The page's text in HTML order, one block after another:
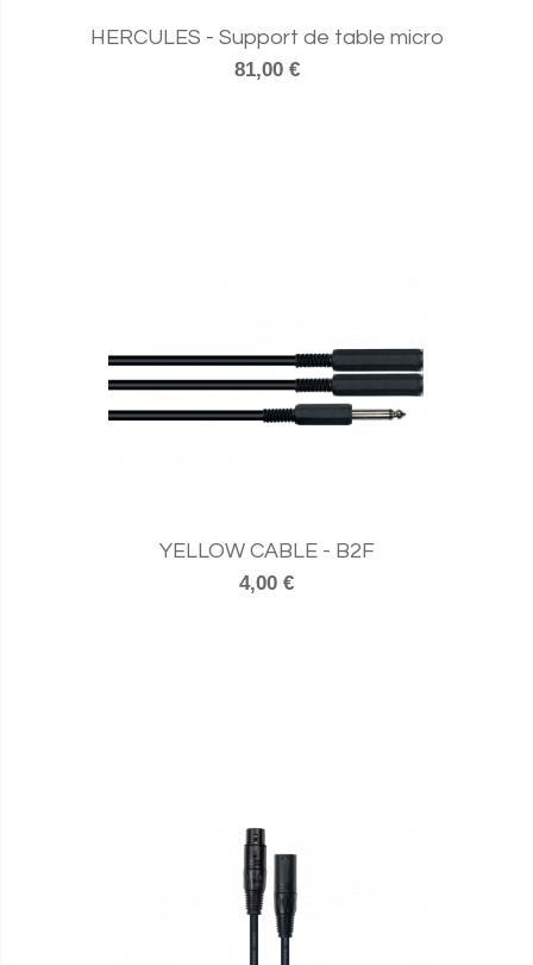
HERCULES - Support de table micro
81,00 €
YELLOW CABLE - B2F
4,00 €